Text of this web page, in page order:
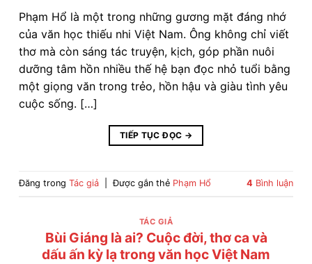
Phạm Hổ là một trong những gương mặt đáng nhớ
của văn học thiếu nhi Việt Nam. Ông không chỉ viết
thơ mà còn sáng tác truyện, kịch, góp phần nuôi
dưỡng tâm hồn nhiều thế hệ bạn đọc nhỏ tuổi bằng
một giọng văn trong trẻo, hồn hậu và giàu tình yêu
cuộc sống. […]
TIẾP TỤC ĐỌC →
Đăng trong Tác giả Được gắn thẻ Phạm Hổ 4 Bình luận
TÁC GIẢ
Bùi Giáng là ai? Cuộc đời, thơ ca và
dấu ấn kỳ lạ trong văn học Việt Nam